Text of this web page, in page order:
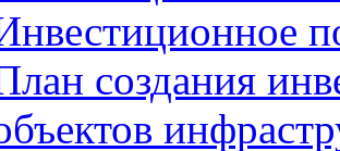
создания